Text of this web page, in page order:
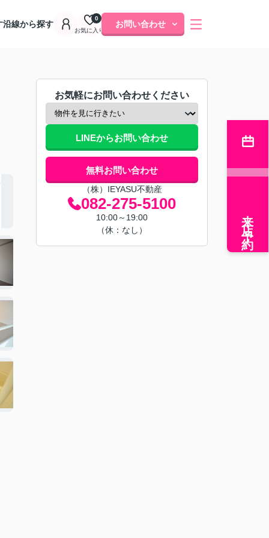
沿線から探す
お気に入り
0
お問い合わせ
お気軽にお問い合わせください
LINEからお問い合わせ
無料お問い合わせ
（株）IEYASU不動産
082-275-5100
10:00～19:00
（休：なし）
来店予約